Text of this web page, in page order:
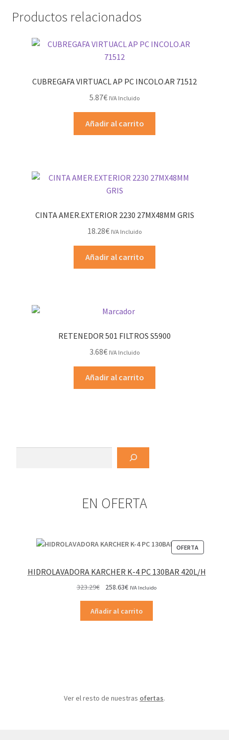
Productos relacionados
CUBREGAFA VIRTUACL AP PC INCOLO.AR 71512
5.87€ IVA Incluido
Añadir al carrito
CINTA AMER.EXTERIOR 2230 27MX48MM GRIS
18.28€ IVA Incluido
Añadir al carrito
RETENEDOR 501 FILTROS S5900
3.68€ IVA Incluido
Añadir al carrito
EN OFERTA
OFERTA
EN
HIDROLAVADORA KARCHER K-4 PC 130BAR 420L/H
323.29€
original
era:
258.63€El
actual
es:
IVA Incluido
Añadir al carrito
Ver el resto de nuestras ofertas.